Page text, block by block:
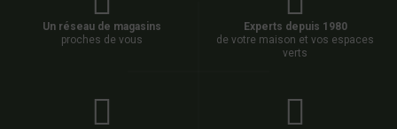
Un réseau de magasins
proches de vous
Experts depuis 1980
de votre maison et vos espaces
verts